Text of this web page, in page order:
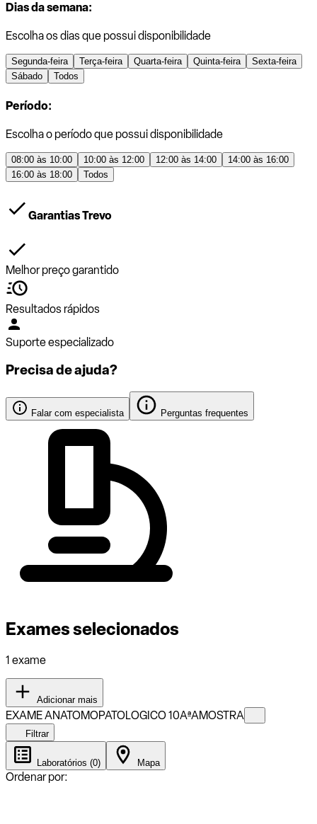
Dias da semana:
Escolha os dias que possui disponibilidade
Segunda-feira Terça-feira Quarta-feira Quinta-feira
Sexta-feira
Sábado
Todos
Período:
Escolha o período que possui disponibilidade
08:00 às 10:00 10:00 às 12:00 12:00 às 14:00
14:00 às 16:00
16:00 às 18:00
Todos
Garantias Trevo
Melhor preço garantido
Resultados rápidos
Suporte especializado
Precisa de ajuda?
Falar com especialista Perguntas frequentes
Exames selecionados
1 exame
Adicionar mais
EXAME ANATOMOPATOLOGICO 10AªAMOSTRA
Filtrar
Laboratórios (0) Mapa
Ordenar por: